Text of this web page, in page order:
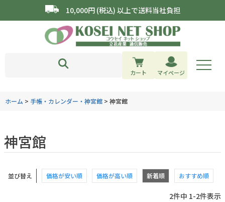
10,000円 (税込) 以上で送料当社負担
カート マイページ
ホーム 手帳・カレンダー・神宮館 神宮館
神宮館
並び替え 価格が安い順 価格が高い順 新着順 おすすめ順
2件中 1-2件表示